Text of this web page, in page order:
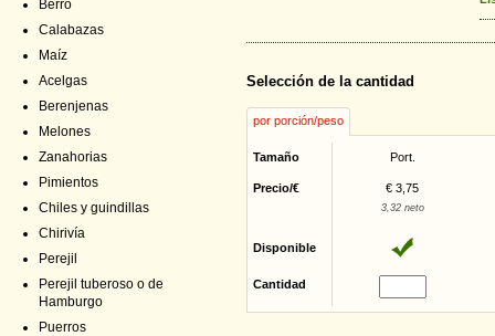
Berro
Calabazas
Maíz
Acelgas
Berenjenas
Melones
Zanahorias
Pimientos
Chiles y guindillas
Chirivía
Perejil
Perejil tuberoso o de
Hamburgo
Puerros
Selección de la cantidad
por porción/peso
Tamaño Port.
Precio/€ € 3,75
3,32 neto
Disponible
Cantidad